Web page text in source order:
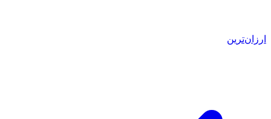
ارزان‌ترین